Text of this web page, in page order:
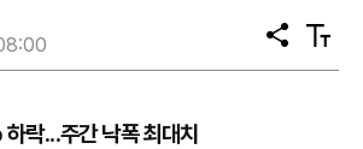
공
유
텍
스
락...주간 낙폭 최대치